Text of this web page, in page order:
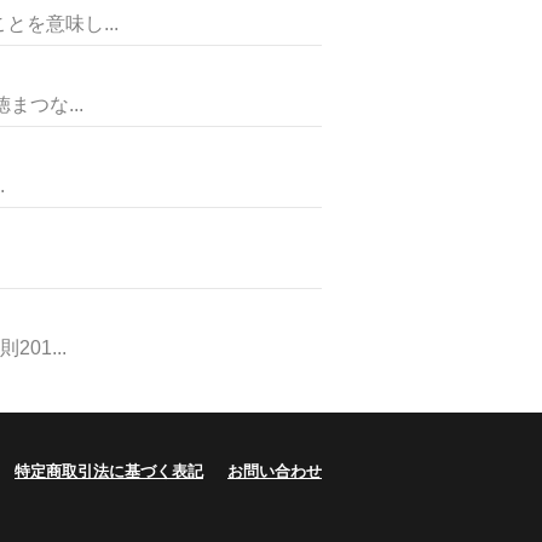
を意味し...
つな...
201...
特定商取引法に基づく表記 お問い合わせ